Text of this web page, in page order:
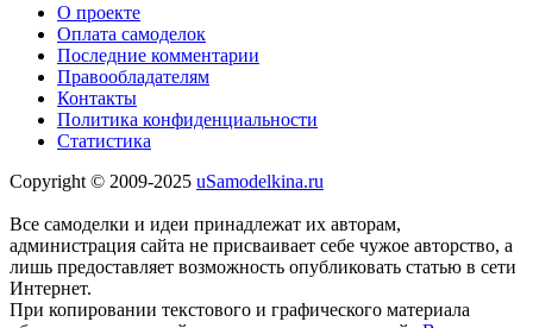
О проекте
Оплата самоделок
Последние комментарии
Правообладателям
Контакты
Политика конфиденциальности
Статистика
Copyright © 2009-2025 uSamodelkina.ru
Все самоделки и идеи принадлежат их авторам,
администрация сайта не присваивает себе чужое авторство, а
лишь предоставляет возможность опубликовать статью в сети
Интернет.
При копировании текстового и графического материала